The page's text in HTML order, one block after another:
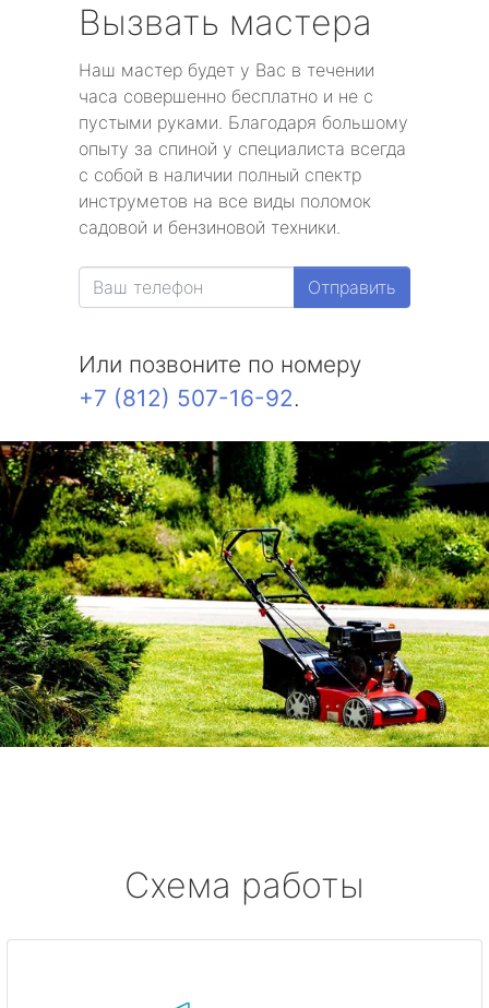
Вызвать мастера
Наш мастер будет у Вас в течении
часа совершенно бесплатно и не с
пустыми руками. Благодаря большому
опыту за спиной у специалиста всегда
с собой в наличии полный спектр
инструметов на все виды поломок
садовой и бензиновой техники.
Отправить
Или позвоните по номеру
+7 (812) 507-16-92.
Схема работы